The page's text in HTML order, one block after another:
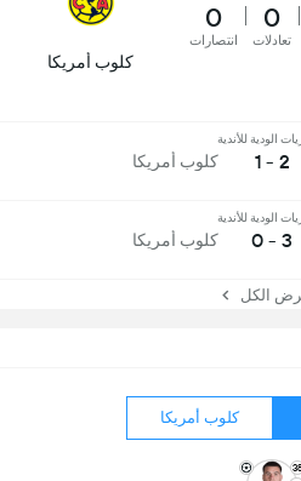
كلوب أمريكا
38
0
تعادلات
0
انتصارات
كلوب أمريكا
الودية للأندية
2 - 1 كلوب أمريكا
الودية للأندية
3 - 0 كلوب أمريكا
الكل